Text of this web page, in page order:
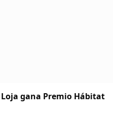
gana Premio Hábitat